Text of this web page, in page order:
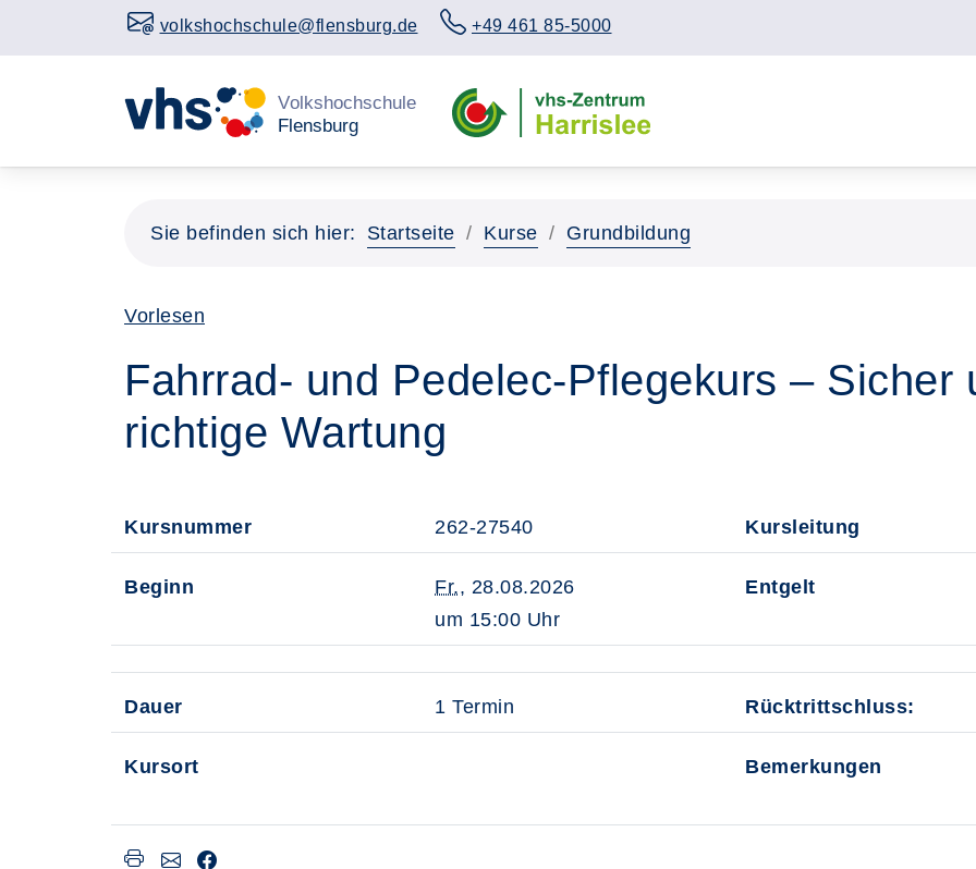
volkshochschule@flensburg.de +49 461 85-5000
Sie befinden sich hier: Startseite Kurse Grundbildung
Vorlesen
Fahrrad- und Pedelec-Pflegekurs – Sicher
richtige Wartung
Kursnummer 262-27540 Kursleitung
Beginn Fr., 28.08.2026
um 15:00 Uhr
Entgelt
Dauer 1 Termin Rücktrittschluss:
Kursort Bemerkungen